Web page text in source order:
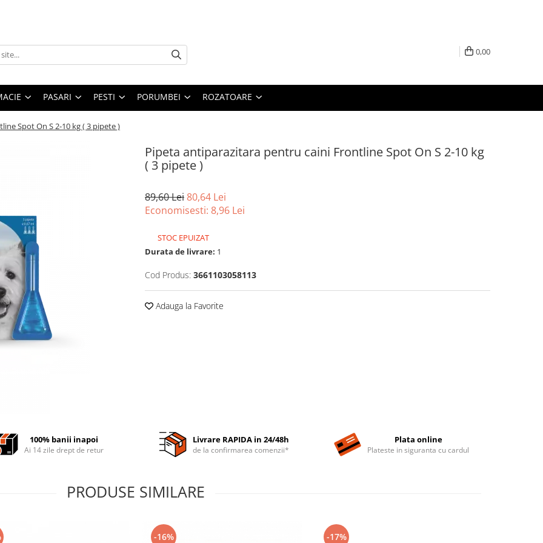
0,00
PASARI PESTI PORUMBEI ROZATOARE
Spot On S 2-10 kg ( 3 pipete )
Pipeta antiparazitara pentru caini Frontline Spot On S 2-10 kg
( 3 pipete )
89,60 Lei80,64 Lei
Economisesti: 8,96 Lei
STOC EPUIZAT
Durata de livrare: 1
Cod Produs: 3661103058113
Adauga la Favorite
100% banii inapoi
Ai 14 zile drept de retur
Livrare RAPIDA in 24/48h
de la confirmarea comenzii*
Plata online
Plateste in siguranta cu cardul
PRODUSE SIMILARE
-16% -17%